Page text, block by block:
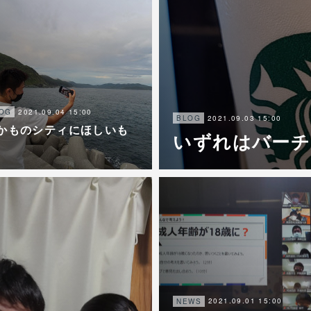
2021.09.04 15:00
ものシティにほしいも
BLOG 2021.09.03 15:00
いずれはバー
NEWS 2021.09.01 15:00